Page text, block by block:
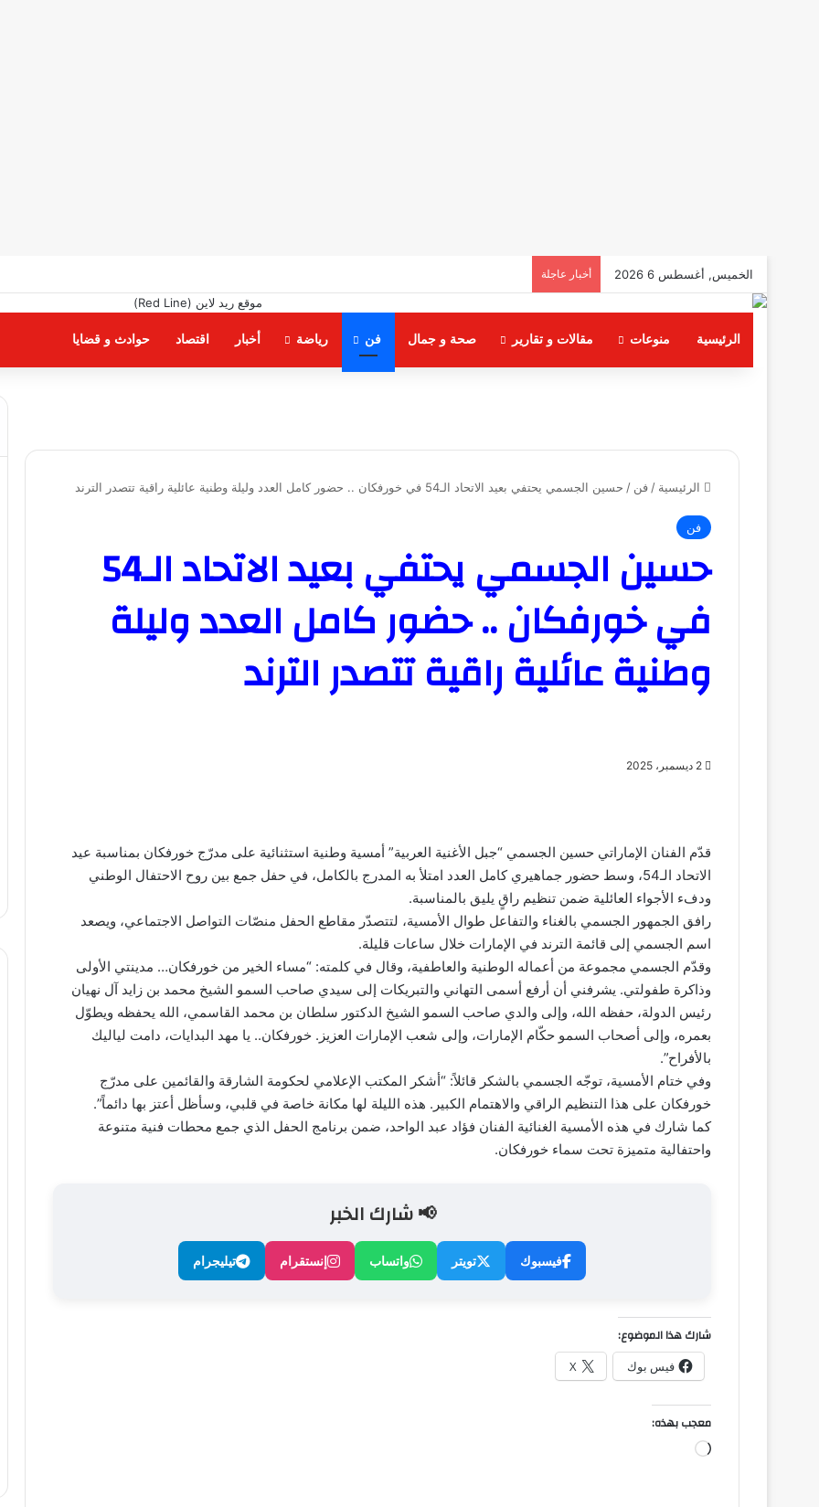
الخميس, أغسطس 6 2026 أخبار عاجلة
الرئيسية منوعات مقالات و تقارير صحة و جمال فن رياضة أخبار اقتصاد حوادث و قضايا
الرئيسية / فن / حسين الجسمي يحتفي بعيد الاتحاد الـ54 في خورفكان .. حضور كامل العدد وليلة وطنية عائلية راقية تتصدر الترند
فن
حسين الجسمي يحتفي بعيد الاتحاد الـ54
في خورفكان .. حضور كامل العدد وليلة
وطنية عائلية راقية تتصدر الترند
2 ديسمبر، 2025
قدّم الفنان الإماراتي حسين الجسمي “جبل الأغنية العربية” أمسية وطنية استثنائية على مدرّج خورفكان بمناسبة عيد
الاتحاد الـ54، وسط حضور جماهيري كامل العدد امتلأ به المدرج بالكامل، في حفل جمع بين روح الاحتفال الوطني
ودفء الأجواء العائلية ضمن تنظيم راقٍ يليق بالمناسبة.
رافق الجمهور الجسمي بالغناء والتفاعل طوال الأمسية، لتتصدّر مقاطع الحفل منصّات التواصل الاجتماعي، ويصعد
اسم الجسمي إلى قائمة الترند في الإمارات خلال ساعات قليلة.
وقدّم الجسمي مجموعة من أعماله الوطنية والعاطفية، وقال في كلمته: “مساء الخير من خورفكان… مدينتي الأولى
وذاكرة طفولتي. يشرفني أن أرفع أسمى التهاني والتبريكات إلى سيدي صاحب السمو الشيخ محمد بن زايد آل نهيان
رئيس الدولة، حفظه الله، وإلى والدي صاحب السمو الشيخ الدكتور سلطان بن محمد القاسمي، الله يحفظه ويطوّل
بعمره، وإلى أصحاب السمو حكّام الإمارات، وإلى شعب الإمارات العزيز. خورفكان.. يا مهد البدايات، دامت لياليك
بالأفراح”.
وفي ختام الأمسية، توجّه الجسمي بالشكر قائلاً: “أشكر المكتب الإعلامي لحكومة الشارقة والقائمين على مدرّج
خورفكان على هذا التنظيم الراقي والاهتمام الكبير. هذه الليلة لها مكانة خاصة في قلبي، وسأظل أعتز بها دائماً”.
كما شارك في هذه الأمسية الغنائية الفنان فؤاد عبد الواحد، ضمن برنامج الحفل الذي جمع محطات فنية متنوعة
واحتفالية متميزة تحت سماء خورفكان.
📢 شارك الخبر
فيسبوك تويتر واتساب إنستقرام تيليجرام
شارك هذا الموضوع:
فيس بوك X
معجب بهذه:
جاري